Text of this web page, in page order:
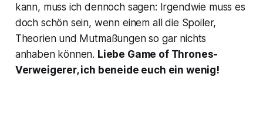
kann, muss ich dennoch sagen: Irgendwie muss es
doch schön sein, wenn einem all die Spoiler,
Theorien und Mutmaßungen so gar nichts
anhaben können. Liebe Game of Thrones-
Verweigerer, ich beneide euch ein wenig!